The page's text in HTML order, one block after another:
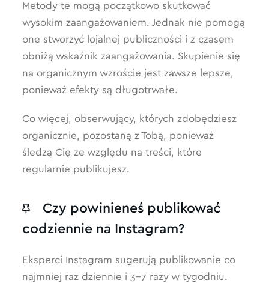
Metody te mogą początkowo skutkować
wysokim zaangażowaniem. Jednak nie pomogą
one stworzyć lojalnej publiczności i z czasem
obniżą wskaźnik zaangażowania. Skupienie się
na organicznym wzroście jest zawsze lepsze,
ponieważ efekty są długotrwałe.
Co więcej, obserwujący, których zdobędziesz
organicznie, pozostaną z Tobą, ponieważ
śledzą Cię ze względu na treści, które
regularnie publikujesz.
Czy powinieneś publikować
codziennie na Instagram?
Eksperci Instagram sugerują publikowanie co
najmniej raz dziennie i 3-7 razy w tygodniu.